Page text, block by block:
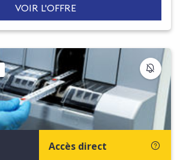
VOIR L'OFFRE
Accès direct